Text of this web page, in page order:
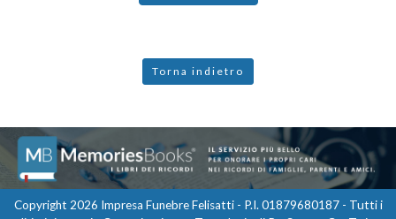
Torna indietro
Copyright 2026 Impresa Funebre Felisatti - P.I. 01879680187 - Tutti i